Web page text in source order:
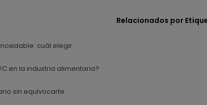
cuál elegir
en la industria alimentaria?
sin equivocarte
Relacionados por